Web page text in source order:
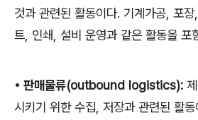
것과 관련된 활동이다. 기계가공 포장,
트 인쇄 설비 운영과 같은 활동을 포
• 판매물류(outbound logistics):
시키기 위한 수집 저장과 관련된 활동